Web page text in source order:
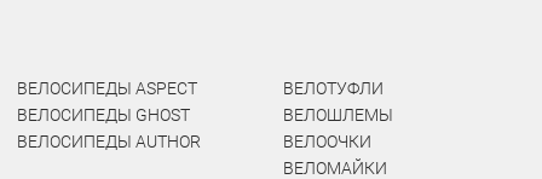
ВЕЛОСИПЕДЫ ASPECT
ВЕЛОСИПЕДЫ GHOST
ВЕЛОСИПЕДЫ AUTHOR
ВЕЛОТУФЛИ
ВЕЛОШЛЕМЫ
ВЕЛООЧКИ
ВЕЛОМАЙКИ